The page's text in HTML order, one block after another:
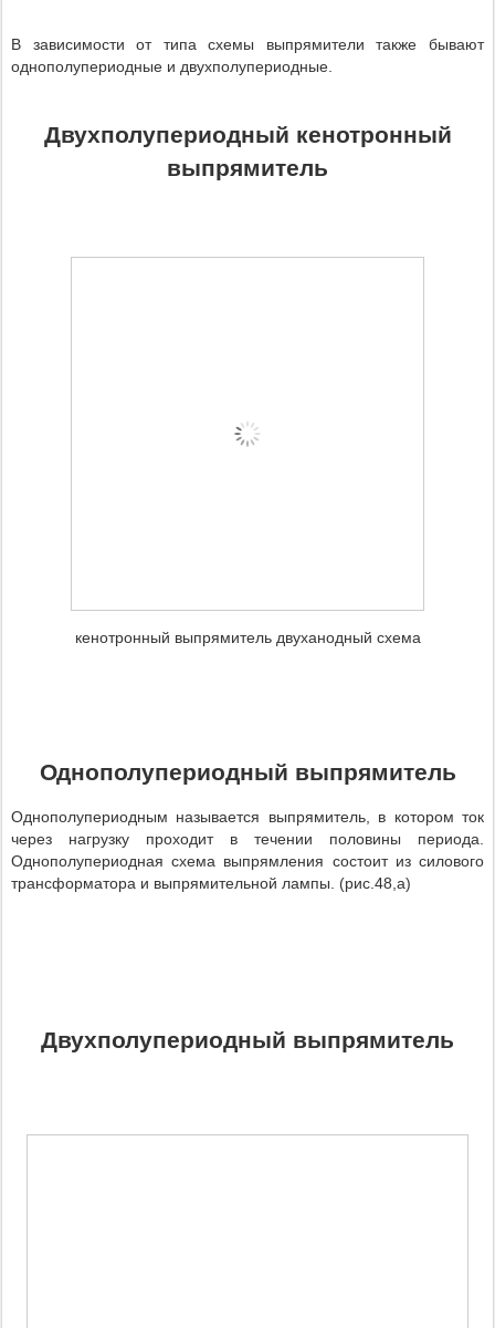
В зависимости от типа схемы выпрямители также бывают
однополупериодные и двухполупериодные.
Двухполупериодный кенотронный
выпрямитель
кенотронный выпрямитель двуханодный схема
Однополупериодный выпрямитель
Однополупериодным называется выпрямитель, в котором ток
через нагрузку проходит в течении половины периода.
Однополупериодная схема выпрямления состоит из силового
трансформатора и выпрямительной лампы. (рис.48,а)
Двухполупериодный выпрямитель